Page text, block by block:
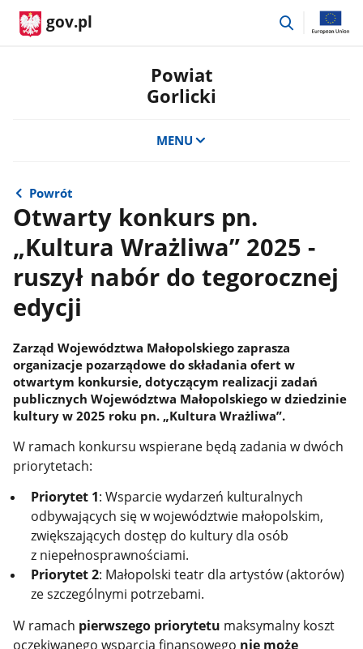
gov.pl
przejdź
Powiat
Gorlicki
MENU
Powrót
Otwarty konkurs pn.
„Kultura Wrażliwa” 2025 -
ruszył nabór do tegorocznej
edycji
Zarząd Województwa Małopolskiego zaprasza
organizacje pozarządowe do składania ofert w
otwartym konkursie, dotyczącym realizacji zadań
publicznych Województwa Małopolskiego w dziedzinie
kultury w 2025 roku pn. „Kultura Wrażliwa”.
W ramach konkursu wspierane będą zadania w dwóch
priorytetach:
Priorytet 1: Wsparcie wydarzeń kulturalnych
odbywających się w województwie małopolskim,
zwiększających dostęp do kultury dla osób
z niepełnosprawnościami.
Priorytet 2: Małopolski teatr dla artystów (aktorów)
ze szczególnymi potrzebami.
W ramach pierwszego priorytetu maksymalny koszt
oczekiwanego wsparcia finansowego nie może